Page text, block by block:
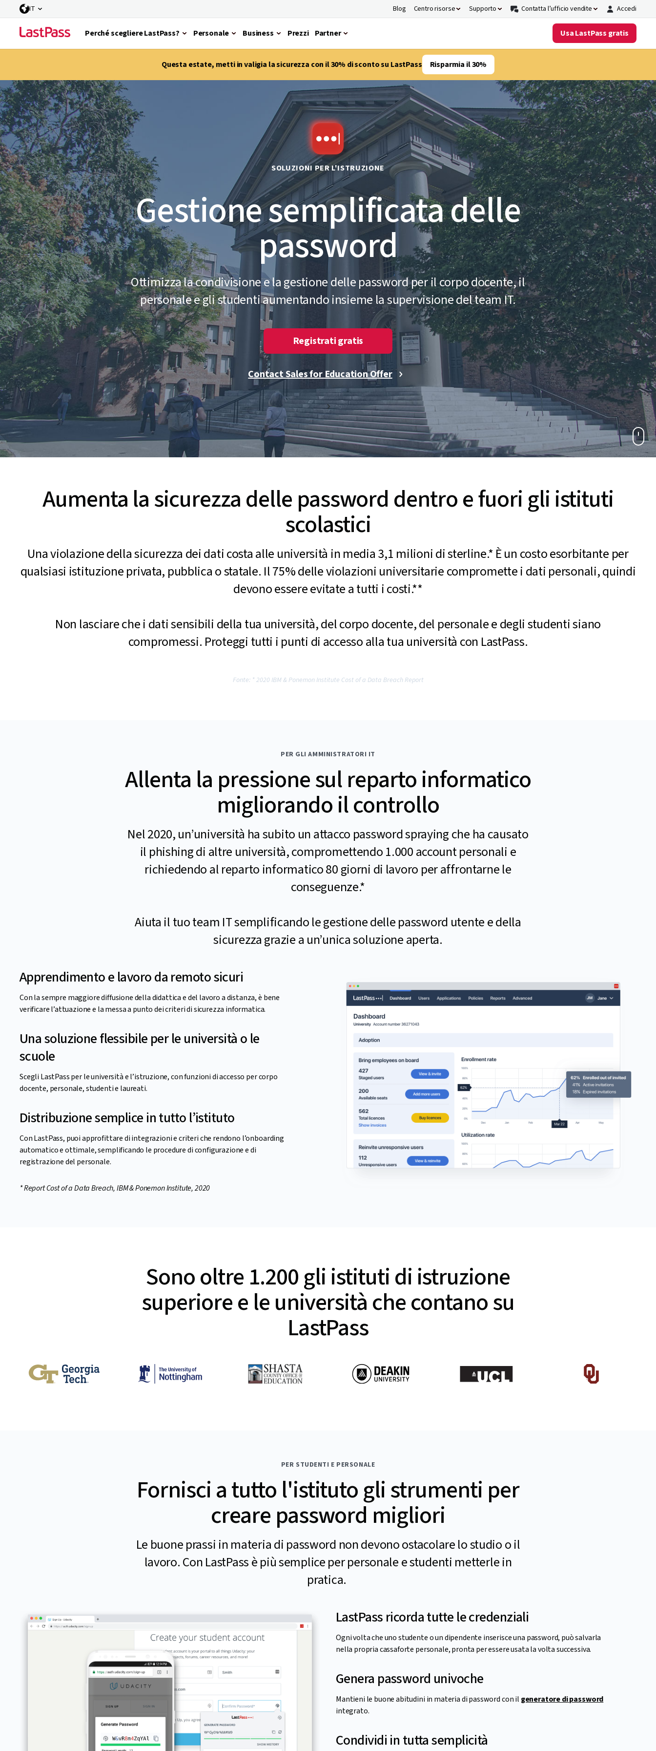
IT Blog Centro risorse Supporto Contatta l’ufficio vendite Accedi
Perché scegliere LastPass? Personale Business Prezzi Partner Usa LastPass gratis
Questa estate, metti in valigia la sicurezza con il 30% di sconto su LastPass Risparmia il 30%
SOLUZIONI PER L'ISTRUZIONE
Gestione semplificata delle
password
Ottimizza la condivisione e la gestione delle password per il corpo docente, il
personale e gli studenti aumentando insieme la supervisione del team IT.
Registrati gratis
Contact Sales for Education Offer
Aumenta la sicurezza delle password dentro e fuori gli istituti
scolastici
Una violazione della sicurezza dei dati costa alle università in media 3,1 milioni di sterline.* È un costo esorbitante per
qualsiasi istituzione privata, pubblica o statale. Il 75% delle violazioni universitarie compromette i dati personali, quindi
devono essere evitate a tutti i costi.**
Non lasciare che i dati sensibili della tua università, del corpo docente, del personale e degli studenti siano
compromessi. Proteggi tutti i punti di accesso alla tua università con LastPass.
Fonte: * 2020 IBM & Ponemon Institute Cost of a Data Breach Report
PER GLI AMMINISTRATORI IT
Allenta la pressione sul reparto informatico
migliorando il controllo
Nel 2020, un’università ha subito un attacco password spraying che ha causato
il phishing di altre università, compromettendo 1.000 account personali e
richiedendo al reparto informatico 80 giorni di lavoro per affrontarne le
conseguenze.*
Aiuta il tuo team IT semplificando le gestione delle password utente e della
sicurezza grazie a un’unica soluzione aperta.
Apprendimento e lavoro da remoto sicuri
Con la sempre maggiore diffusione della didattica e del lavoro a distanza, è bene
verificare l’attuazione e la messa a punto dei criteri di sicurezza informatica.
Una soluzione flessibile per le università o le
scuole
Scegli LastPass per le università e l’istruzione, con funzioni di accesso per corpo
docente, personale, studenti e laureati.
Distribuzione semplice in tutto l’istituto
Con LastPass, puoi approfittare di integrazioni e criteri che rendono l’onboarding
automatico e ottimale, semplificando le procedure di configurazione e di
registrazione del personale.
* Report Cost of a Data Breach, IBM & Ponemon Institute, 2020
Sono oltre 1.200 gli istituti di istruzione
superiore e le università che contano su
LastPass
PER STUDENTI E PERSONALE
Fornisci a tutto l'istituto gli strumenti per
creare password migliori
Le buone prassi in materia di password non devono ostacolare lo studio o il
lavoro. Con LastPass è più semplice per personale e studenti metterle in
pratica.
LastPass ricorda tutte le credenziali
Ogni volta che uno studente o un dipendente inserisce una password, può salvarla
nella propria cassaforte personale, pronta per essere usata la volta successiva.
Genera password univoche
Mantieni le buone abitudini in materia di password con il generatore di password
integrato.
Condividi in tutta semplicità